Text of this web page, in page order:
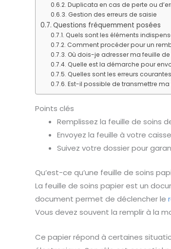
Duplicata en cas de perte ou
Gestion des erreurs de saisie
Questions fréquemment posées
Quels sont les éléments
Comment procéder pour un
Où dois-je adresser ma feuille
Quelle est la démarche pour
Quelles sont les erreurs
Est-il possible de transmettre
Points clés
Remplissez la feuille de soins
Envoyez la feuille à votre
Suivez votre dossier pour
Qu’est-ce qu’une feuille de soins
La feuille de soins papier est un
document permet de déclencher le
Vous devez souvent la remplir à la
Ce papier répond à certaines